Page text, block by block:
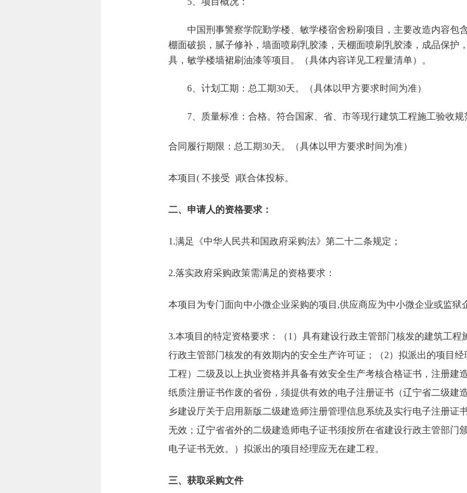
中国刑事警察学院勤学楼、敏学楼宿舍粉刷项目，主要改造内容包
棚面破损，腻子修补，墙面喷刷乳胶漆，天棚面喷刷乳胶漆，成品保护
具，敏学楼墙裙刷油漆等项目。（具体内容详见工程量清单）。
6、计划工期：总工期30天。（具体以甲方要求时间为准）
7、质量标准：合格。符合国家、省、市等现行建筑工程施工验收规
合同履行期限：总工期30天。（具体以甲方要求时间为准）
本项目( 不接受 )联合体投标。
二、申请人的资格要求：
1.满足《中华人民共和国政府采购法》第二十二条规定；
2.落实政府采购政策需满足的资格要求：
本项目为专门面向中小微企业采购的项目,供应商应为中小微企业或监狱
3.本项目的特定资格要求：（1）具有建设行政主管部门核发的建筑工
行政主管部门核发的有效期内的安全生产许可证；（2）拟派出的项目
工程）二级及以上执业资格并具备有效安全生产考核合格证书，注册建
纸质注册证书作废的省份，须提供有效的电子注册证书（辽宁省二级建
乡建设厅关于启用新版二级建造师注册管理信息系统及实行电子注册证
无效；辽宁省省外的二级建造师电子证书须按所在省建设行政主管部门
电子证书无效。）拟派出的项目经理应无在建工程。
三、获取采购文件